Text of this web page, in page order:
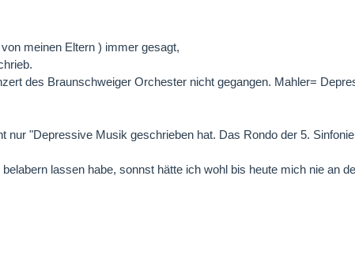
meinen Eltern ) immer gesagt,
des Braunschweiger Orchester nicht gegangen. Mahler=
nur "Depressive Musik geschrieben hat. Das Rondo der 5.
lassen habe, sonnst hätte ich wohl bis heute mich nie an